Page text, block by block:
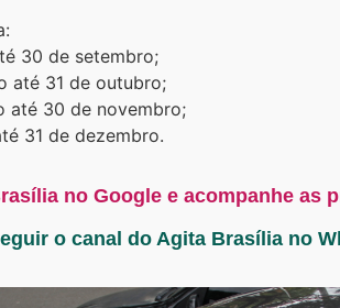
30 de setembro;
até 31 de outubro;
até 30 de novembro;
31 de dezembro.
no Google e acompanhe as
o canal do Agita Brasília no